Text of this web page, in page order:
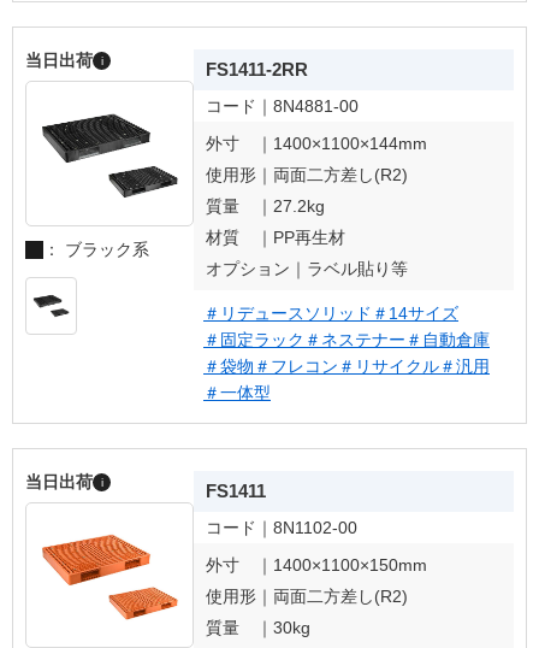
当日出荷 i
： ブラック系
FS1411-2RR
コード｜ 8N4881-00
外寸 ｜ 1400×1100×144mm
使用形｜ 両面二方差し(R2)
質量 ｜ 27.2kg
材質 ｜ PP再生材
オプション｜ ラベル貼り等
＃リデュースソリッド ＃14サイズ
＃固定ラック ＃ネステナー ＃自動倉庫
＃袋物 ＃フレコン ＃リサイクル＃汎用
＃一体型
当日出荷 i FS1411
コード｜ 8N1102-00
外寸 ｜ 1400×1100×150mm
使用形｜ 両面二方差し(R2)
質量 ｜ 30kg